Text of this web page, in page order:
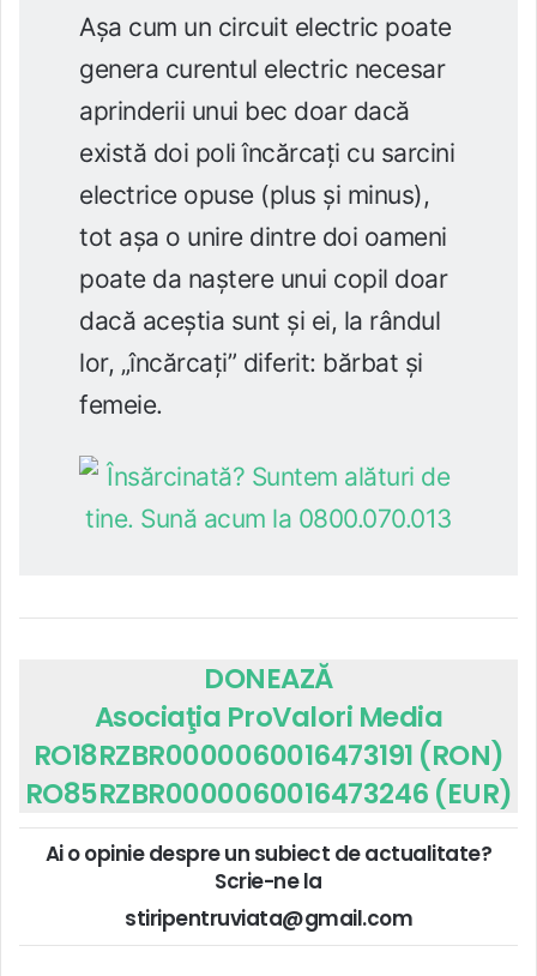
Așa cum un circuit electric poate
genera curentul electric necesar
aprinderii unui bec doar dacă
există doi poli încărcați cu sarcini
electrice opuse (plus și minus),
tot așa o unire dintre doi oameni
poate da naștere unui copil doar
dacă aceștia sunt și ei, la rândul
lor, „încărcați” diferit: bărbat și
femeie.
DONEAZĂ
Asociaţia ProValori Media
RO18RZBR0000060016473191 (RON)
RO85RZBR0000060016473246 (EUR)
Ai o opinie despre un subiect de actualitate?
Scrie-ne la
stiripentruviata@gmail.com